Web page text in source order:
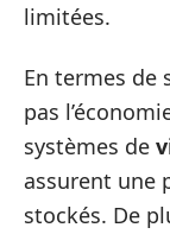
limitées.
En termes de
pas
systèmes de
assurent une
stockés. De